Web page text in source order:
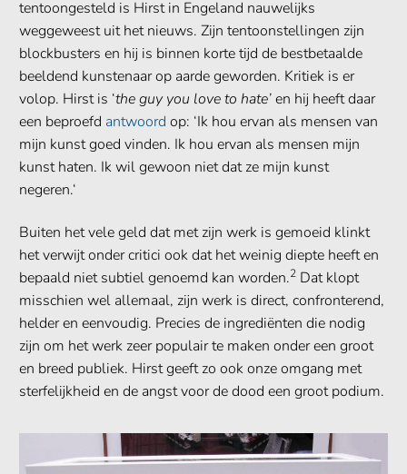
tentoongesteld is Hirst in Engeland nauwelijks
weggeweest uit het nieuws. Zijn tentoonstellingen zijn
blockbusters en hij is binnen korte tijd de bestbetaalde
beeldend kunstenaar op aarde geworden. Kritiek is er
volop. Hirst is ‘the guy you love to hate’en hij heeft daar
een beproefd antwoord op: ‘Ik hou ervan als mensen van
mijn kunst goed vinden. Ik hou ervan als mensen mijn
kunst haten. Ik wil gewoon niet dat ze mijn kunst
negeren.‘
Buiten het vele geld dat met zijn werk is gemoeid klinkt
het verwijt onder critici ook dat het weinig diepte heeft en
bepaald niet subtiel genoemd kan worden.2 Dat klopt
misschien wel allemaal, zijn werk is direct, confronterend,
helder en eenvoudig. Precies de ingrediënten die nodig
zijn om het werk zeer populair te maken onder een groot
en breed publiek. Hirst geeft zo ook onze omgang met
sterfelijkheid en de angst voor de dood een groot podium.